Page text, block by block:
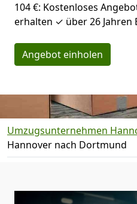
104 €: Kostenloses
erhalten ✓ über 26 Jahren
Angebot einholen
Umzugsunternehmen
Hannover nach Dortmund